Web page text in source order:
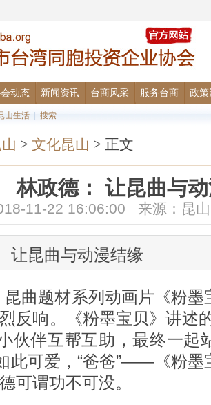
动态 新闻资讯 台商风采 服务台商 政策
山生活 搜索
> 文化昆山 > 正文
林政德： 让昆曲与
11-22 16:06:00 来源：昆
让昆曲与动漫结缘
昆曲题材系列动画片《粉
反响。《粉墨宝贝》讲述
伙伴互帮互助，最终一起
此可爱，“爸爸”——《粉
可谓功不可没。